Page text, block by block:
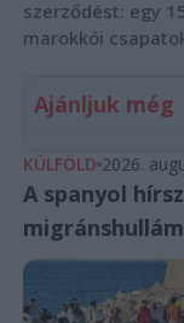
szerződést: egy
marokkói
Ajánljuk még
KÜLFÖLD 2026.
A spanyol